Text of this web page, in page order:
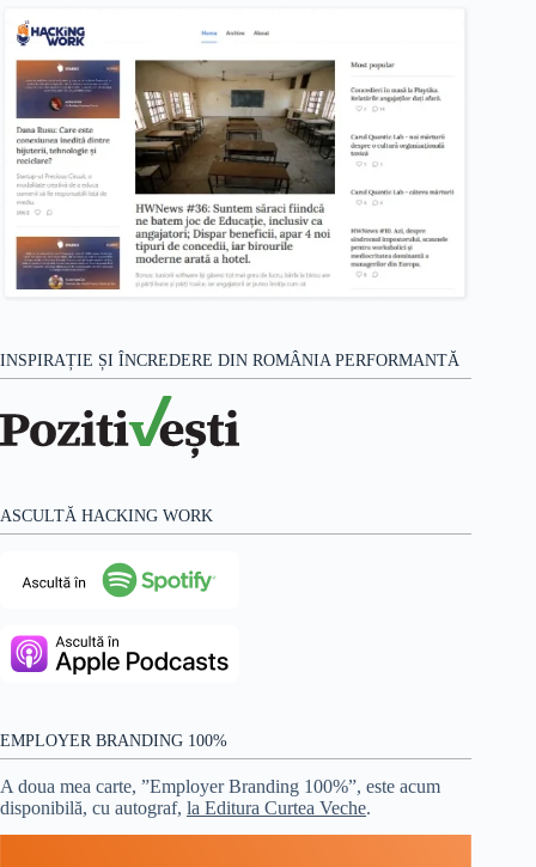
INSPIRAȚIE ȘI ÎNCREDERE DIN ROMÂNIA PERFORMANTĂ
ASCULTĂ HACKING WORK
EMPLOYER BRANDING 100%
A doua mea carte, ”Employer Branding 100%”, este acum
disponibilă, cu autograf, la Editura Curtea Veche.